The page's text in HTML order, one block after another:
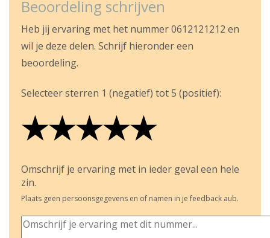
Beoordeling schrijven
Heb jij ervaring met het nummer 0612121212 en
wil je deze delen. Schrijf hieronder een
beoordeling.
Selecteer sterren 1 (negatief) tot 5 (positief):
★
★★
★★★
★★★★
★★★★★
Omschrijf je ervaring met in ieder geval een hele
zin.
Plaats geen persoonsgegevens en of namen in je feedback aub.